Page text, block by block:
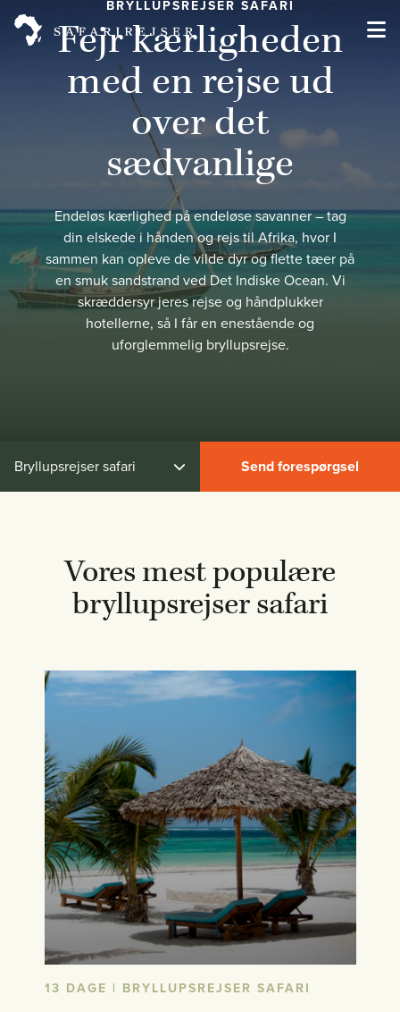
BRYLLUPSREJSER SAFARI
Fejr kærligheden
med en rejse ud
over det
sædvanlige
Endeløs kærlighed på endeløse savanner – tag
din elskede i hånden og rejs til Afrika, hvor I
sammen kan opleve de vilde dyr og flette tæer på
en smuk sandstrand ved Det Indiske Ocean. Vi
skræddersyr jeres rejse og håndplukker
hotellerne, så I får en enestående og
uforglemmelig bryllupsrejse.
Bryllupsrejser safari Send forespørgsel
Vores mest populære
bryllupsrejser safari
13 DAGE | BRYLLUPSREJSER SAFARI